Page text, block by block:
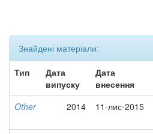
Знайдені матеріали:
Тип
Дата
випуску
Дата
внесення
Other 2014 11-лис-2015